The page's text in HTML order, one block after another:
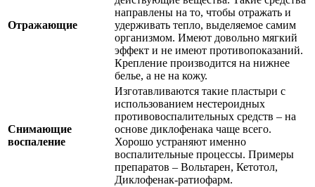
Отражающие
направлены на то, чтобы отражать и
удерживать тепло, выделяемое самим
организмом. Имеют довольно мягкий
эффект и не имеют противопоказаний.
Крепление производится на нижнее
белье, а не на кожу.
Снимающие
воспаление
Изготавливаются такие пластыри с
использованием нестероидных
противовоспалительных средств – на
основе диклофенака чаще всего.
Хорошо устраняют именно
воспалительные процессы. Примеры
препаратов – Вольтарен, Кетотол,
Диклофенак-ратиофарм.